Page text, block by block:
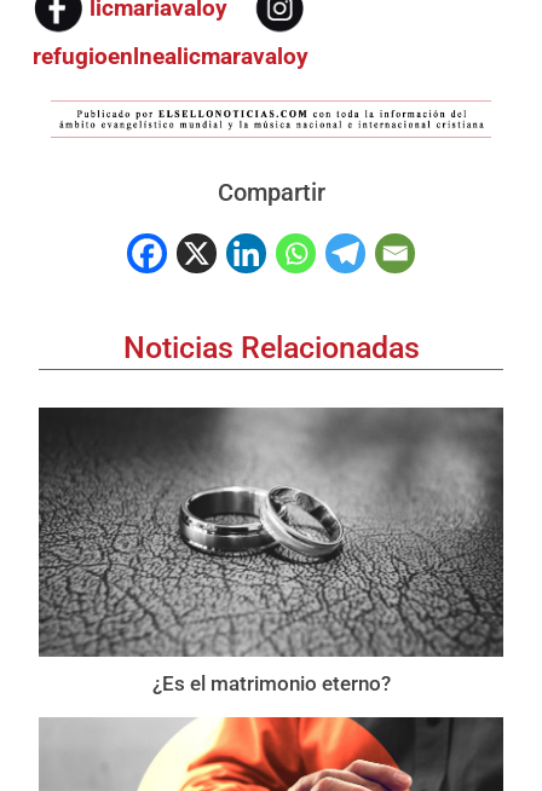
licmariavaloy
refugioenlnealicmaravaloy
Compartir
Noticias Relacionadas
¿Es el matrimonio eterno?